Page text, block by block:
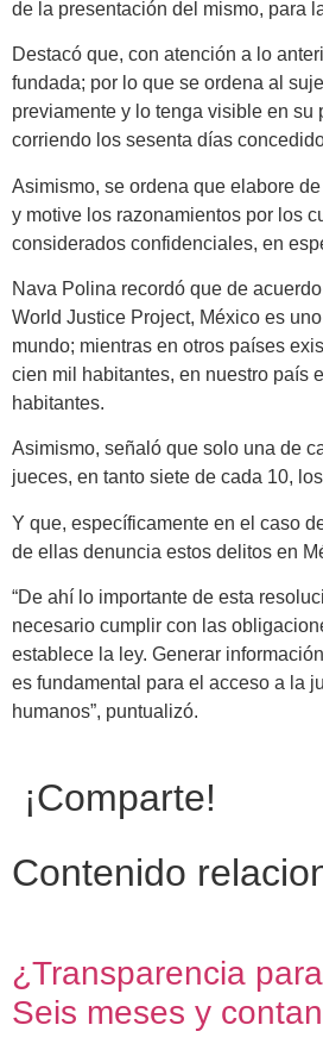
de la presentación del mismo, para
Destacó que, con atención a lo
fundada; por lo que se ordena al
previamente y lo tenga visible en
corriendo los sesenta días
Asimismo, se ordena que elabore
y motive los razonamientos por los
considerados confidenciales, en
Nava Polina recordó que de
World Justice Project, México es
mundo; mientras en otros países
cien mil habitantes, en nuestro país
habitantes.
Asimismo, señaló que solo una de
jueces, en tanto siete de cada 10,
Y que, específicamente en el caso
de ellas denuncia estos delitos en
“De ahí lo importante de esta
necesario cumplir con las
establece la ley. Generar
es fundamental para el acceso a la
humanos”, puntualizó.
¡Comparte!
Contenido
¿Transparencia
Seis meses y